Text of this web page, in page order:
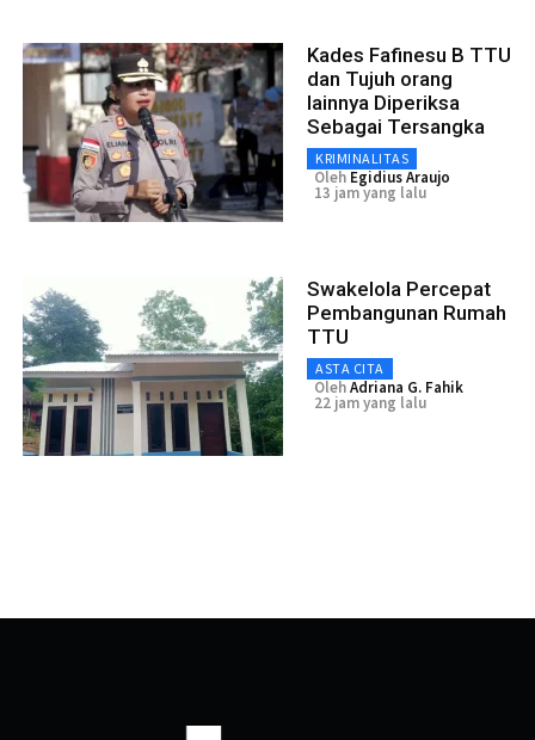
Kades Fafinesu B TTU
dan Tujuh orang
lainnya Diperiksa
Sebagai Tersangka
KRIMINALITAS
Oleh Egidius Araujo
13 jam yang lalu
Swakelola Percepat
Pembangunan Rumah
TTU
ASTA CITA
OlehAdriana G. Fahik
22 jam yang lalu